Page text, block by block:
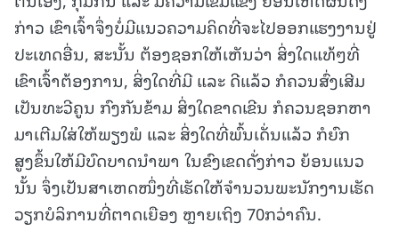
ກ່າວ ເຂົາເຈົ້າຈຶ່ງບໍ່ມີແນວຄວາມຄິດທີ່ຈະໄປອອກແຮງງານຢູ່
ປະເທດອື່ນ, ສະນັ້ນ ຕ້ອງຊອກໃຫ້ເຫັນວ່າ ສິ່ງໃດແທ້ໆທີ່
ເຂົາເຈົ້າຕ້ອງການ, ສິ່ງໃດທີ່ມີ ແລະ ດີແລ້ວ ກໍຄວນສົ່ງເສີມ
ເປັນທະວີຄູນ ກົງກັນຂ້າມ ສິ່ງໃດຂາດເຂີນ ກໍຄວນຊອກຫາ
ມາເຕີມໃສ່ໃຫ້ພຽງພໍ ແລະ ສິ່ງໃດທີ່ພົ້ນເດັ່ນແລ້ວ ກໍຍົກ
ສູງຂຶ້ນໃຫ້ມີບົດບາດນໍາພາ ໃນຂົງເຂດດັ່ງກ່າວ ຍ້ອນແນວ
ນັ້ນ ຈຶ່ງເປັນສາເຫດໜຶ່ງທີ່ເຮັດໃຫ້ຈໍານວນພະນັກງານເຮັດ
ວຽກບໍລິການທີ່ຕາດເຍືອງ ຫຼາຍເຖິງ 70ກວ່າຄົນ.